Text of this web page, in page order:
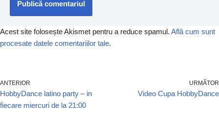
Acest site folosește Akismet pentru a reduce spamul. Află cum sunt
procesate datele comentariilor tale.
ANTERIOR
HobbyDance latino party – in
fiecare miercuri de la 21:00
URMĂTOR
Video Cupa HobbyDance